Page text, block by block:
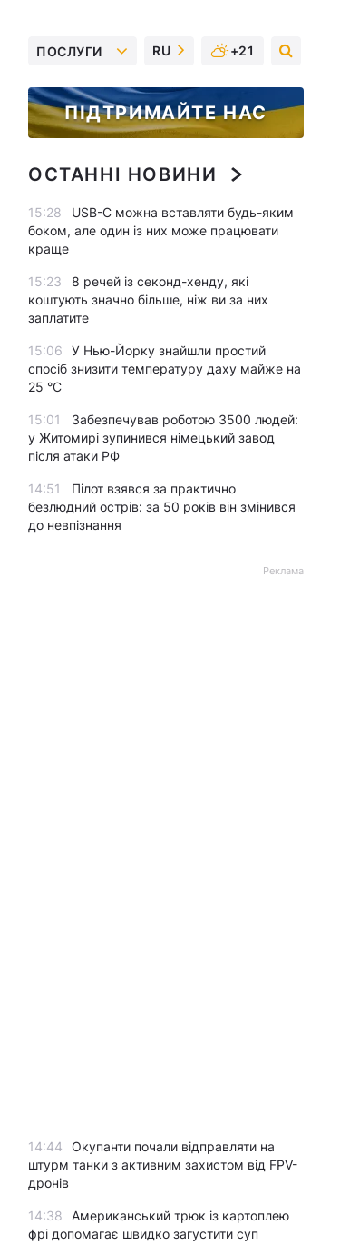
ПОСЛУГИ RU +21
ПІДТРИМАЙТЕ НАС
ОСТАННІ НОВИНИ
15:28
USB-C можна вставляти будь-яким
боком, але один із них може працювати
краще
15:23
8 речей із секонд-хенду, які
коштують значно більше, ніж ви за них
заплатите
15:06
У Нью-Йорку знайшли простий
спосіб знизити температуру даху майже на
25 °C
15:01
Забезпечував роботою 3500 людей:
у Житомирі зупинився німецький завод
після атаки РФ
14:51
Пілот взявся за практично
безлюдний острів: за 50 років він змінився
до невпізнання
Реклама
14:44
Окупанти почали відправляти на
штурм танки з активним захистом від FPV-
дронів
14:38
Американський трюк із картоплею
фрі допомагає швидко загустити суп